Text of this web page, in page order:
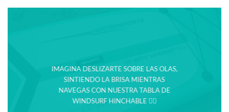
IMAGINA DESLIZARTE SOBRE LAS OLAS,
SINTIENDO LA BRISA MIENTRAS
NAVEGAS CON NUESTRA TABLA DE
WINDSURF HINCHABLE 🏄‍♂️